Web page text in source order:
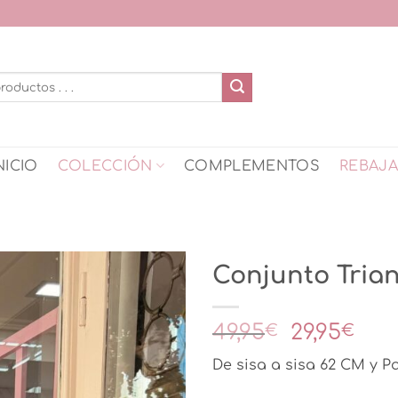
COLECCIÓN COMPLEMENTOS
Conjunto
49,95€
El
precio
original
29,95€
De sisa a sisa 62 CM y